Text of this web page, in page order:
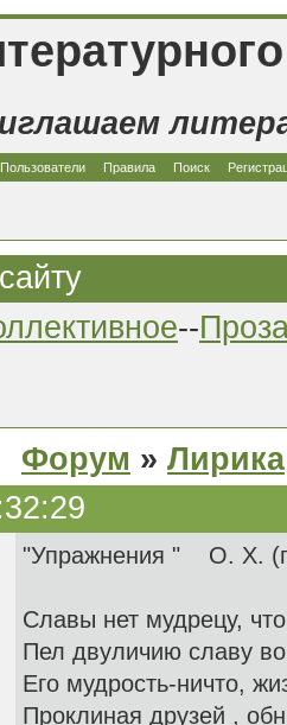
Пользователи Правила Поиск
--
Форум » Лирика
"Упражнения " О. Х.
Славы нет мудрецу,
Пел двуличию славу
Его мудрость-ничто,
Проклиная друзей ,